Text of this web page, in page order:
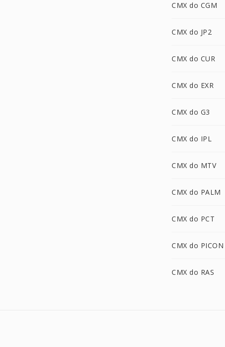
CMX do CGM
CMX do JP2
CMX do CUR
CMX do EXR
CMX do G3
CMX do IPL
CMX do MTV
CMX do PALM
CMX do PCT
CMX do PICON
CMX do RAS